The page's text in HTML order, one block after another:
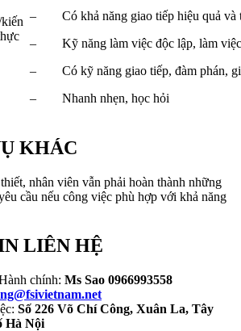
– Có khả năng giao tiếp hiệu quả và
– Kỹ năng làm việc độc lập, làm việc
– Có kỹ năng giao tiếp, đàm phán,
– Nhanh nhẹn, học hỏi
KHÁC
nhân viên vẫn phải hoàn thành những
cầu nếu công việc phù hợp với khả năng
LIÊN HỆ
chính: Ms Sao 0966993558
Số 226 Võ Chí Công, Xuân La, Tây
Hà Nội